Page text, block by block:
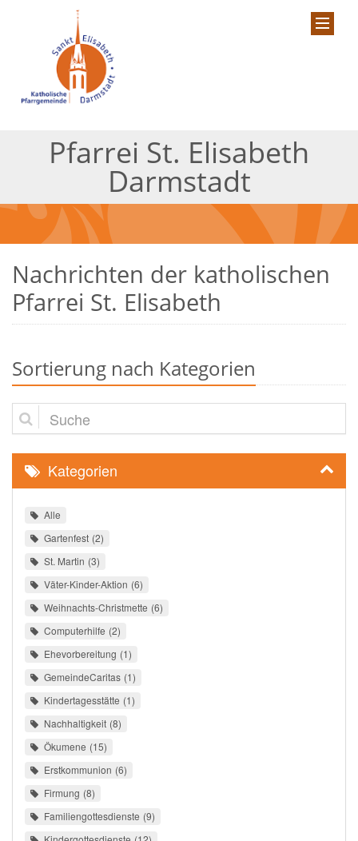
Pfarrei St. Elisabeth
Darmstadt
Nachrichten der katholischen
Pfarrei St. Elisabeth
Sortierung nach Kategorien
Suche
Kategorien
Alle
Gartenfest 2
St. Martin 3
Väter-Kinder-Aktion 6
Weihnachts-Christmette 6
Computerhilfe 2
Ehevorbereitung 1
GemeindeCaritas 1
Kindertagesstätte 1
Nachhaltigkeit 8
Ökumene 15
Erstkommunion 6
Firmung 8
Familiengottesdienste 9